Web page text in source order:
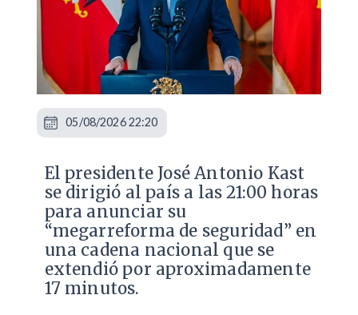
El presidente José Antonio Kast
se dirigió al país a las 21:00 horas
para anunciar su
“megarreforma de seguridad” en
una cadena nacional que se
extendió por aproximadamente
17 minutos.
05/08/2026 22:20